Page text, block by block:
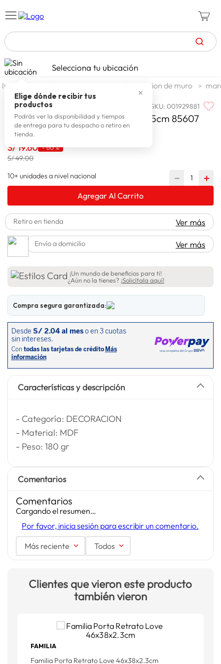
TÉRMINOS MÁS BUSCADOS
1. zapatillas mujer
2. celulares
3. zapatillas hombre
4. moda
5 . zapatillas
tv
terrex
9. spiderman
10. lavadora
Selecciona tu ubicación
✕
Elige dónde recibir tus
productos
Podrás ver la disponibilidad y tiempos
de entrega para tu despacho o retiro en
tienda.
decohogar decoracion decoracion de muro
FAMILIA SKU:001929881
Familia Portaretrato Mason 20x25cm 85607
S/ 19.60 -60 %
S/ 49.00
10+ unidades a nivel nacional
＋
－
Agregar Al Carrito
Retiro en tienda Ver más
Envío a domicilio Ver más
¡Un mundo de beneficios para ti!
¿Aún no la tienes? ¡Solicítala aquí!
Compra segura garantizada:
Características y descripción
- Categoría: DECORACION
- Material: MDF
- Peso: 180 gr
Comentarios
Comentarios
Cargando el resumen…
Por favor, inicia sesión para escribir un comentario.
Más reciente Todos
Clientes que vieron este producto
también vieron
FAMILIA
Familia Porta Retrato Love 46x38x2.3cm